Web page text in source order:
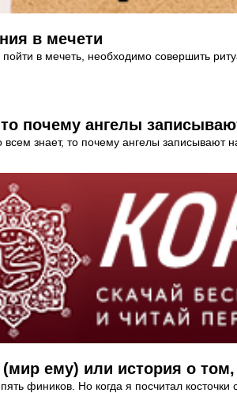
в мечети
в мечеть, необходимо совершить
почему ангелы
знает, то почему ангелы записывают
ему) или история о
фиников. Но когда я посчитал